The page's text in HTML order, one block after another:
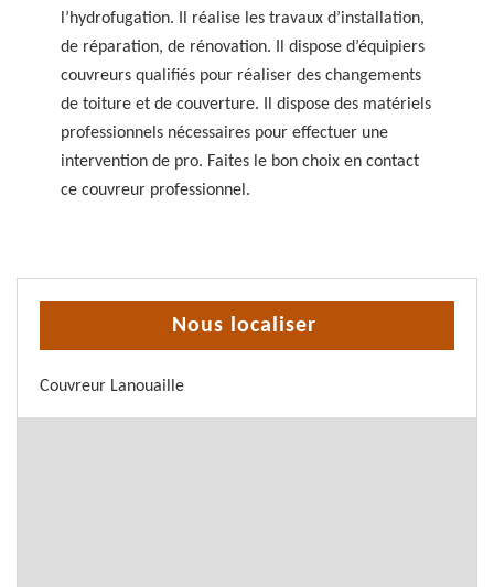
l’hydrofugation. Il réalise les travaux d’installation,
de réparation, de rénovation. Il dispose d’équipiers
couvreurs qualifiés pour réaliser des changements
de toiture et de couverture. Il dispose des matériels
professionnels nécessaires pour effectuer une
intervention de pro. Faites le bon choix en contact
ce couvreur professionnel.
Nous localiser
Couvreur Lanouaille